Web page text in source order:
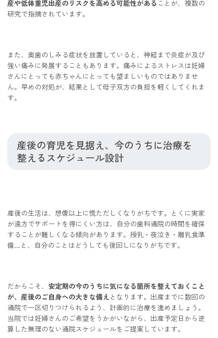
産や低体重児出産のリスクを高める可能性がある ことが、複数の
研究で指摘されています。
また、奥歯のしみる症状を放置していると、神経まで炎症が及び
強い痛みに発展することもあります。痛みによるストレスは妊婦
さんにとっても赤ちゃんにとっても望ましいものではありませ
ん。早めの対処が、結果として母子双方の負担を軽くしてくれま
す。
産後の育児を見据え、今のうちに治療を
整えるスケジュール設計
産後の生活は、想像以上に慌ただしくなりがちです。とくに実家
が遠方でサポートを得にくい方は、自分の歯科通院の時間を確保
することが難しくなる傾向があります。授乳・夜泣き・離乳食準
備…と、自分のことはどうしても後回しになりがちです。
だからこそ、 安定期の今のうちに気になる箇所を整えておくこと
が、産後のご自身への大きな備え となります。出産までに数回の
通院で一区切りつけられるよう、計画的に治療を進めましょう。
当院では妊婦さんのご希望をうかがいながら、出産予定日から逆
算した無理のない通院スケジュールをご提案しています。